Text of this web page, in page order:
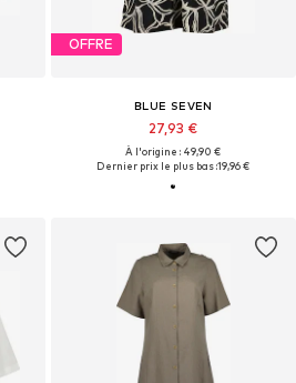
OFFRE
BLUE SEVEN
27,93 €
À l'origine : 49,90 €
Dernier prix le plus bas :19,96 €